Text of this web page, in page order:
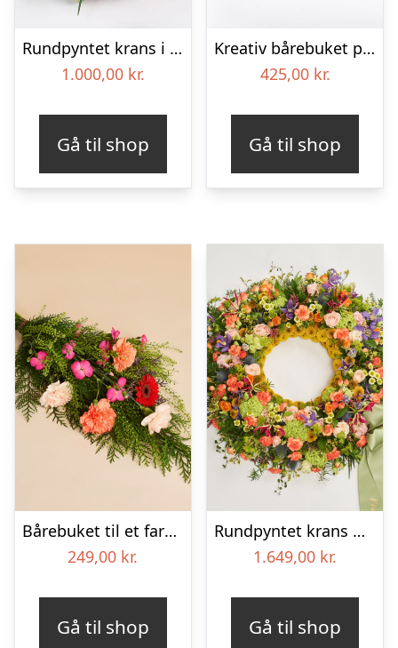
Rundpyntet krans i lyse farver – Blomster til begravelse
1.000,00 kr.
Gå til shop
Kreativ bårebuket på stort blad – Blomster til begravelse
425,00 kr.
Gå til shop
Bårebuket til et farverigt minde
249,00 kr.
Gå til shop
Rundpyntet krans med bånd – Et farverigt farvel
1.649,00 kr.
Gå til shop